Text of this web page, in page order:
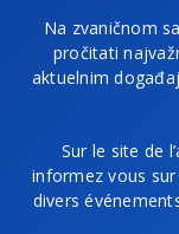
Na zvaničnom
pročitati
aktuelnim
Sur le site de
informez vous
divers